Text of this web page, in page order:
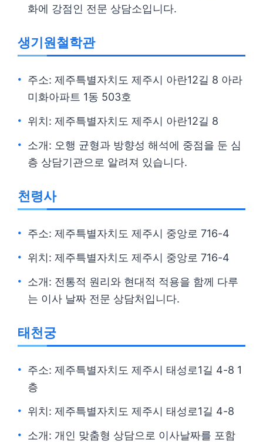
화에 강점인 전문 상담소입니다.
생기원철학관
주소: 제주특별자치도 제주시 아란12길 8 아라
미화아파트 1동 503호
위치: 제주특별자치도 제주시 아란12길 8
소개: 오행 균형과 방향성 해석에 중점을 둔 심
층 상담기관으로 알려져 있습니다.
천령사
주소: 제주특별자치도 제주시 중앙로 716-4
위치: 제주특별자치도 제주시 중앙로 716-4
소개: 전통적 원리와 현대적 적용을 함께 다루
는 이사 날짜 전문 상담처입니다.
태천궁
주소: 제주특별자치도 제주시 태성로1길 4-8 1
층
위치: 제주특별자치도 제주시 태성로1길 4-8
소개: 개인 맞춤형 상담으로 이사날짜를 포함